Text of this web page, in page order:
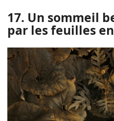
17. Un sommeil
par les feuilles